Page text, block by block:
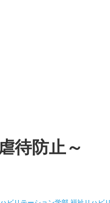
待防止～